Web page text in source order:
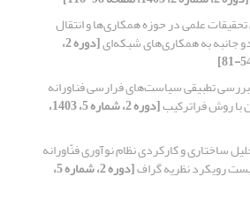
علمی در حوزه همکاری‌ها و انتقال
جانبه به همکاری‌های شبکه‌ای [دوره 2،
بررسی تطبیقی سیاست‌های فرارسی فناورانه
با روش فراترکیب [دوره 2، شماره 5، 1403،
ساختاری و کارکردی نظام نوآوری فنّاورانه
رویکرد نظریه گراف [دوره 2، شماره 5،